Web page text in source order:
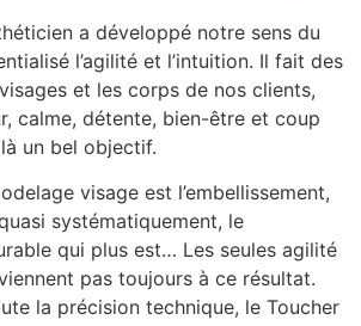
a développé notre sens du
l’agilité et l’intuition. Il fait des
et les corps de nos clients,
calme, détente, bien-être et coup
là un bel objectif.
visage est l’embellissement,
systématiquement, le
qui plus est… Les seules agilité
pas toujours à ce résultat.
la précision technique, le Toucher